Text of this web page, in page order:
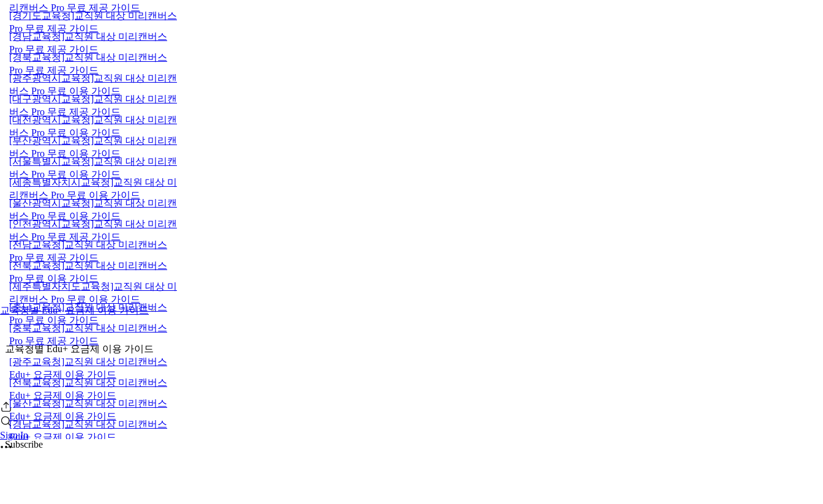
교육청별 Edu+ 요금제 이용 가이드
Sign In
리캔버스 Pro 무료 제공 가이드
[경기도교육청]교직원 대상 미리캔버스
Pro 무료 제공 가이드
[경남교육청]교직원 대상 미리캔버스
Pro 무료 제공 가이드
[경북교육청]교직원 대상 미리캔버스
Pro 무료 제공 가이드
[광주광역시교육청]교직원 대상 미리캔
버스 Pro 무료 이용 가이드
[대구광역시교육청]교직원 대상 미리캔
버스 Pro 무료 제공 가이드
[대전광역시교육청]교직원 대상 미리캔
버스 Pro 무료 이용 가이드
[부산광역시교육청]교직원 대상 미리캔
버스 Pro 무료 이용 가이드
[서울특별시교육청]교직원 대상 미리캔
버스 Pro 무료 이용 가이드
[세종특별자치시교육청]교직원 대상 미
리캔버스 Pro 무료 이용 가이드
[울산광역시교육청]교직원 대상 미리캔
버스 Pro 무료 이용 가이드
[인천광역시교육청]교직원 대상 미리캔
버스 Pro 무료 제공 가이드
[전남교육청]교직원 대상 미리캔버스
Pro 무료 제공 가이드
[전북교육청]교직원 대상 미리캔버스
Pro 무료 이용 가이드
[제주특별자치도교육청]교직원 대상 미
리캔버스 Pro 무료 이용 가이드
[충남교육청]교직원 대상 미리캔버스
Pro 무료 이용 가이드
[충북교육청]교직원 대상 미리캔버스
Pro 무료 제공 가이드
교육청별 Edu+ 요금제 이용 가이드
[광주교육청]교직원 대상 미리캔버스
Edu+ 요금제 이용 가이드
[전북교육청]교직원 대상 미리캔버스
Edu+ 요금제 이용 가이드
[울산교육청]교직원 대상 미리캔버스
Edu+ 요금제 이용 가이드
[경남교육청]교직원 대상 미리캔버스
Edu+ 요금제 이용 가이드
Subscribe